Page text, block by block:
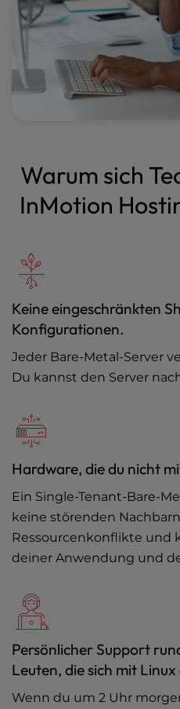
Warum sich
InMotion
Keine eingeschränkten
Konfigurationen.
Jeder Bare-Metal-Server
Du kannst den Server
Hardware, die du nicht
Ein Single-Tenant-Bare-
keine störenden
Ressourcenkonflikte und
deiner Anwendung und
Persönlicher Support
Leuten, die sich mit
Wenn du um 2 Uhr